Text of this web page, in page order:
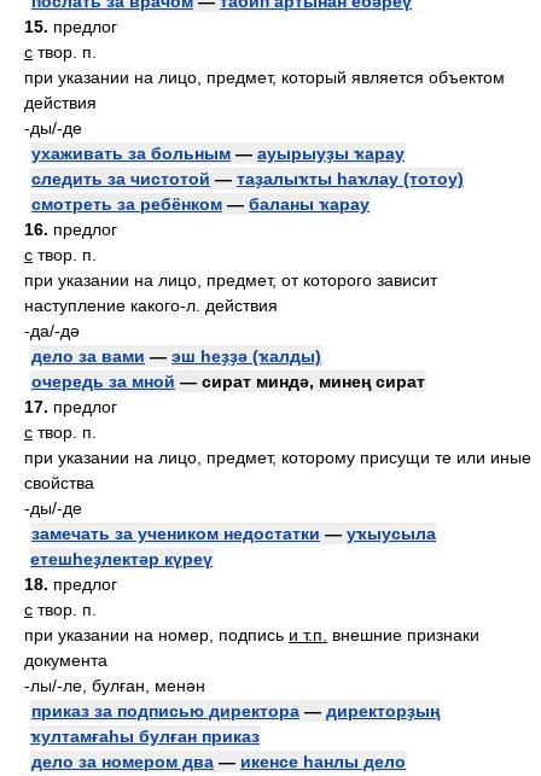
15. предлог
с твор. п.
при указании на лицо, предмет, который является объектом
действия
-ды/-де
ухаживать за больным — ауырыуҙы ҡарау
следить за чистотой — таҙалыҡты һаҡлау (тотоу)
смотреть за ребёнком — баланы ҡарау
16. предлог
с твор. п.
при указании на лицо, предмет, от которого зависит
наступление какого-л. действия
-да/-дә
дело за вами — эш һеҙҙә (ҡалды)
очередь за мной — сират миндә, минең сират
17. предлог
с твор. п.
при указании на лицо, предмет, которому присущи те или иные
свойства
-ды/-де
замечать за учеником недостатки — уҡыусыла
етешһеҙлектәр күреү
18. предлог
с твор. п.
при указании на номер, подпись и т.п.
внешние признаки
документа
-лы/-ле, булған, менән
приказ за подписью директора — директорҙың
ҡултамғаһы булған приказ
дело за номером два — икенсе һанлы дело